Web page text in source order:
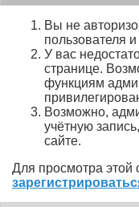
Вы не
пользователя
У вас
странице.
функциям
Возможно,
учётную
сайте.
Для просмотра этой